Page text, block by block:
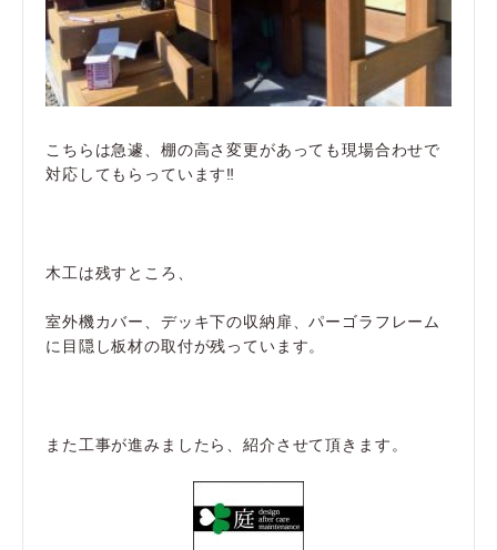
こちらは急遽、棚の高さ変更があっても現場合わせで
対応してもらっています‼
木工は残すところ、
室外機カバー、デッキ下の収納扉、パーゴラフレーム
に目隠し板材の取付が残っています。
また工事が進みましたら、紹介させて頂きます。